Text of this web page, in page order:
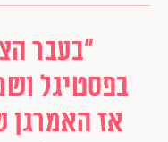
"בעבר
בפסטיגל
אז האמרגן